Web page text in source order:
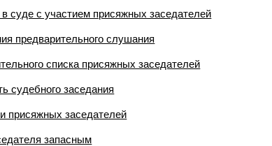
суде с участием присяжных заседателей
предварительного слушания
списка присяжных заседателей
судебного заседания
присяжных заседателей
запасным